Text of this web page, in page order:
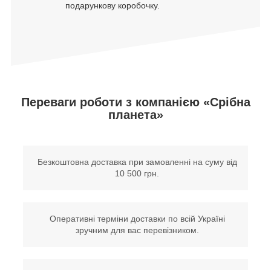
подарункову коробочку.
Переваги роботи з компанією «Срібна
планета»
Безкоштовна доставка при замовленні на суму від
10 500 грн.
Оперативні терміни доставки по всій Україні
зручним для вас перевізником.